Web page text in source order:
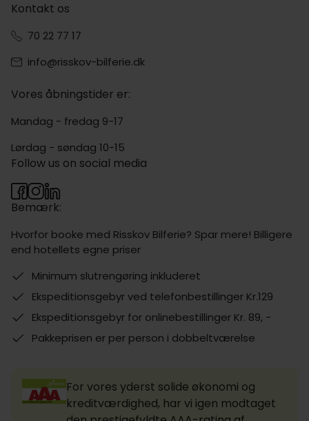
Kontakt os
70 22 77 17
info@risskov-bilferie.dk
Vores åbningstider er:
Mandag - fredag 9-17
Lørdag - søndag 10-15
Bemærk:
Hvorfor booke med Risskov Bilferie? Spar mere! Billigere
end hotellets egne priser
Minimum slutrengøring inkluderet
Ekspeditionsgebyr ved telefonbestillinger Kr.129
Ekspeditionsgebyr for onlinebestillinger Kr. 89, -
Pakkeprisen er per person i dobbeltværelse
Follow us on social media
For vores yderst solide økonomi og
kreditværdighed, har vi igen modtaget